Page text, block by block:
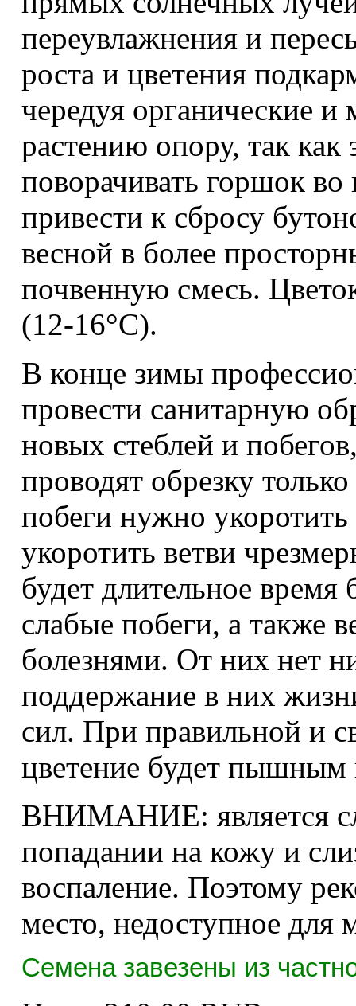
переувлажнения и
роста и цветения
чередуя органические
растению опору, так как
поворачивать горшок во
привести к сбросу
весной в более
почвенную смесь.
(12-16°С).
В конце зимы
провести санитарную
новых стеблей и
проводят обрезку
побеги нужно
укоротить ветви
будет длительное
слабые побеги, а также
болезнями. От них нет
поддержание в них
сил. При правильной и
цветение будет
ВНИМАНИЕ: является
попадании на кожу и
воспаление. Поэтому
место, недоступное
Семена завезены из